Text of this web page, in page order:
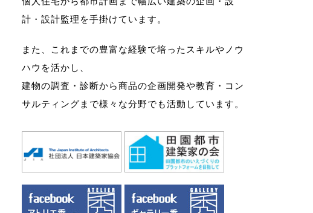
計・設計監理を手掛けています。
また、これまでの豊富な経験で培ったスキルやノウ
ハウを活かし、
建物の調査・診断から商品の企画開発や教育・コン
サルティングまで様々な分野でも活動しています。